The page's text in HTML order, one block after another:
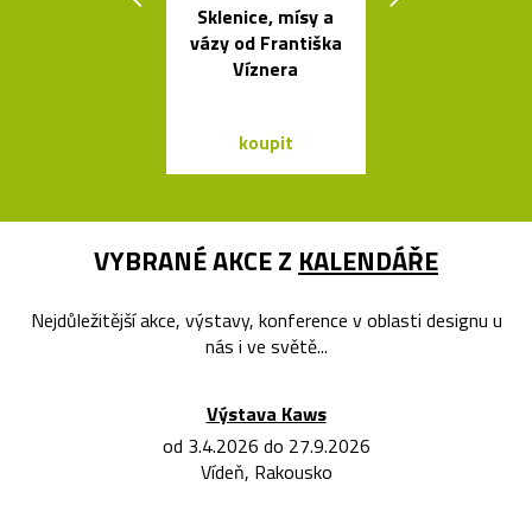
Sklenice, mísy a
vázy od Františka
Víznera
koupit
VYBRANÉ AKCE Z KALENDÁŘE
Nejdůležitější akce, výstavy, konference v oblasti designu u
nás i ve světě...
Výstava Kaws
od 3.4.2026 do 27.9.2026
Vídeň, Rakousko